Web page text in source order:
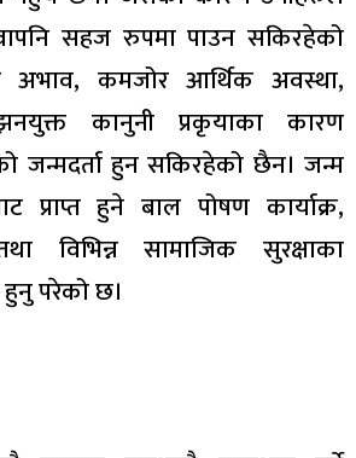
सहज रुपमा पाउन सकिरहेको
अभाव, कमजोर आर्थिक अवस्था,
कानुनी प्रकृयाका कारण
जन्मदर्ता हुन सकिरहेको छैन। जन्म
प्राप्त हुने बाल पोषण कार्याक्र,
विभिन्न सामाजिक सुरक्षाका
हुनु परेको छ।